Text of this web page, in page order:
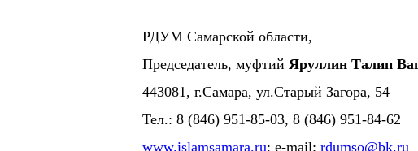
РДУМ Самарской области,
Председатель, муфтий Яруллин Талип
443081, г.Самара, ул.Старый Загора, 54
Тел.: 8 (846) 951-85-03, 8 (846) 951-84-62
www.islamsamara.ru; e-mail: rdumso@bk.ru